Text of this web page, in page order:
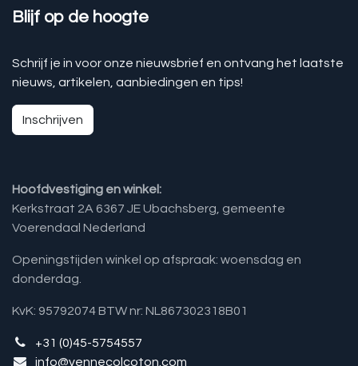
Blijf op de hoogte
Schrijf je in voor onze nieuwsbrief en ontvang het laatste
nieuws, artikelen, aanbiedingen en tips!
Inschrijven
Hoofdvestiging en winkel:
Kerkstraat 2A 6367 JE Ubachsberg, gemeente
Voerendaal Nederland
Openingstijden winkel op afspraak: woensdag en
donderdag.
KvK: 95792074 BTW nr: NL867302318B01
+31 (0)45-5754557
info@vennecolcoton.com